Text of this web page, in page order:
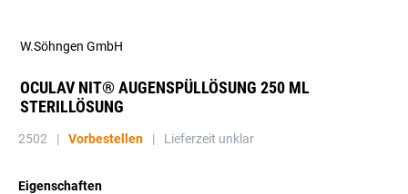
OCULAV NIT® AUGENSPÜLLÖSUNG 250 ML
STERILLÖSUNG
W.Söhngen GmbH
2502 | Vorbestellen | Lieferzeit unklar
Eigenschaften